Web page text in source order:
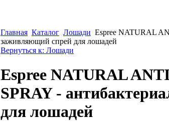
Главная Каталог Лошади Espree NATURAL
заживляющий спрей для лошадей
Вернуться к: Лошади
Espree NATURAL
SPRAY -
для лошадей